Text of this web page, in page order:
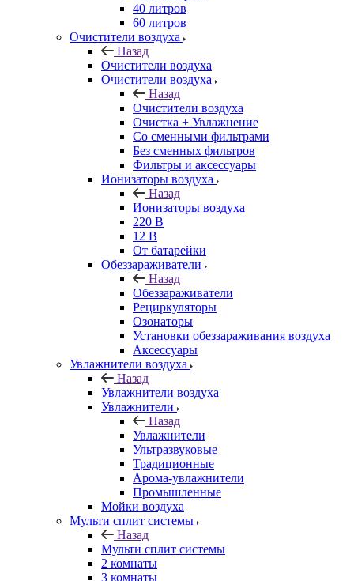
40 литров
60 литров
Очистители воздуха
Назад
Очистители воздуха
Очистители воздуха
Назад
Очистители воздуха
Очистка + Увлажнение
Cо сменными фильтрами
Без сменных фильтров
Фильтры и аксессуары
Ионизаторы воздуха
Назад
Ионизаторы воздуха
220 В
12 В
От батарейки
Обеззараживатели
Назад
Обеззараживатели
Рециркуляторы
Озонаторы
Установки обеззараживания воздуха
Аксессуары
Увлажнители воздуха
Назад
Увлажнители воздуха
Увлажнители
Назад
Увлажнители
Ультразвуковые
Традиционные
Арома-увлажнители
Промышленные
Мойки воздуха
Мульти сплит системы
Назад
Мульти сплит системы
2 комнаты
3 комнаты